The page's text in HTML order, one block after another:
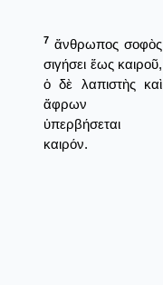
7 ἄνθρωπος σοφὸς
σιγήσει ἕως καιροῦ,
ὁ δὲ λαπιστὴς καὶ
ἄφρων
ὑπερβήσεται
καιρόν.